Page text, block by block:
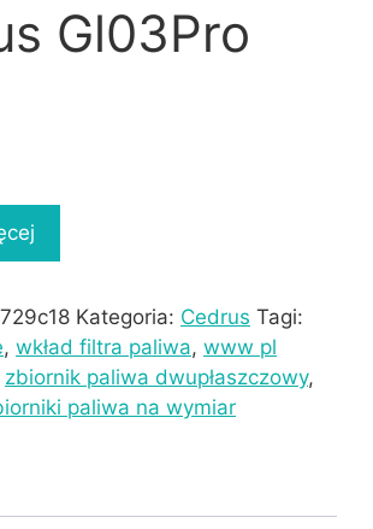
Gl03Pro
Kategoria: Cedrus Tagi:
, wkład filtra paliwa, www pl
zbiornik paliwa dwupłaszczowy,
paliwa na wymiar